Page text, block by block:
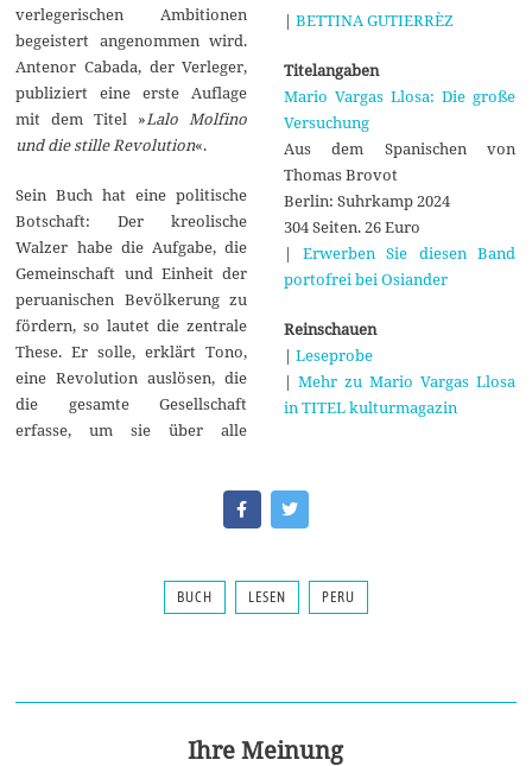
verlegerischen Ambitionen
begeistert angenommen wird.
Antenor Cabada, der Verleger,
publiziert eine erste Auflage
mit dem Titel »Lalo Molfino
und die stille Revolution«.
Sein Buch hat eine politische
Botschaft: Der kreolische
Walzer habe die Aufgabe, die
Gemeinschaft und Einheit der
peruanischen Bevölkerung zu
fördern, so lautet die zentrale
These. Er solle, erklärt Tono,
eine Revolution auslösen, die
die gesamte Gesellschaft
erfasse, um sie über alle
| BETTINA GUTIERRÈZ
Titelangaben
Mario Vargas Llosa: Die große
Versuchung
Aus dem Spanischen von
Thomas Brovot
Berlin: Suhrkamp 2024
304 Seiten. 26 Euro
| Erwerben Sie diesen Band
portofrei bei Osiander
Reinschauen
| Leseprobe
| Mehr zu Mario Vargas Llosa
in TITEL kulturmagazin
BUCH LESEN PERU
Ihre Meinung